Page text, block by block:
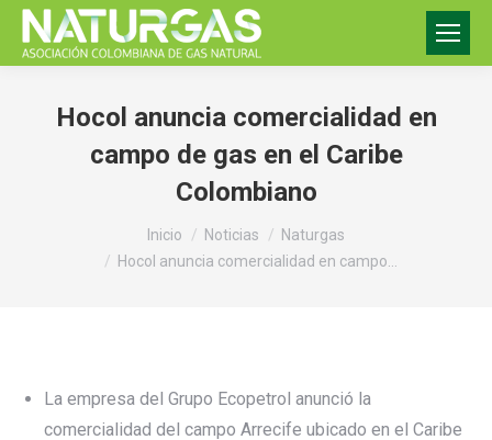
Hocol anuncia comercialidad en
campo de gas en el Caribe
Colombiano
Inicio Noticias
Naturgas
Hocol anuncia comercialidad en campo…
La empresa del Grupo Ecopetrol anunció la
comercialidad del campo Arrecife ubicado en el Caribe